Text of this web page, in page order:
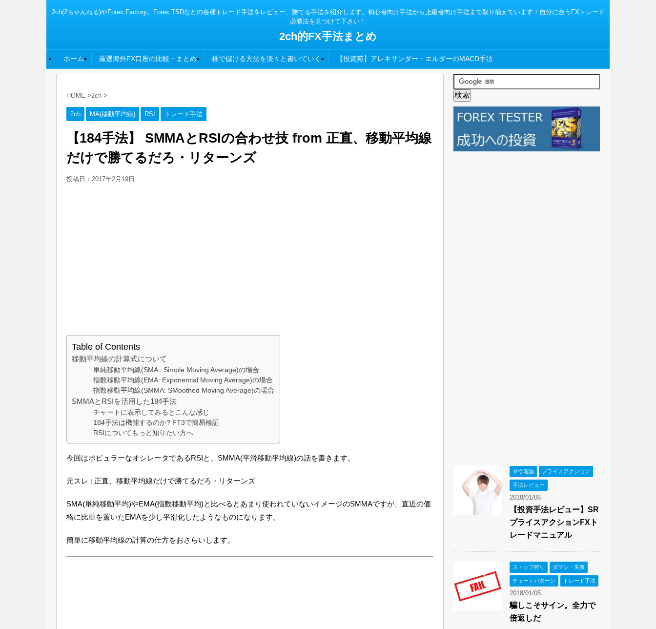
2ch(2ちゃんねる)やForex Factory、Forex TSDなどの各種トレード手法をレビュー、勝てる手法を紹介します。初心者向け手法から上級者向け手法まで取り揃えています！自分に合うFXトレード
必勝法を見つけて下さい！
2ch的FX手法まとめ
ホーム 厳選海外FX口座の比較・まとめ 株で儲ける方法を淡々と書いていく 【投資苑】アレキサンダー・エルダーのMACD手法
HOME >2ch >
2ch MA(移動平均線) RSI トレード手法
【184手法】 SMMAとRSIの合わせ技 from 正直、移動平均線
だけで勝てるだろ・リターンズ
投稿日： 2017年2月19日
Table of Contents
移動平均線の計算式について
単純移動平均線(SMA : Simple Moving Average)の場合
指数移動平均線(EMA: Exponential Moving Average)の場合
指数移動平均線(SMMA: SMoothed Moving Average)の場合
SMMAとRSIを活用した184手法
チャートに表示してみるとこんな感じ
184手法は機能するのか? FT3で簡易検証
RSIについてもっと知りたい方へ
今回はポピュラーなオシレータであるRSIと、SMMA(平滑移動平均線)の話を書きます。
元スレ : 正直、移動平均線だけで勝てるだろ・リターンズ
SMA(単純移動平均)やEMA(指数移動平均)と比べるとあまり使われていないイメージのSMMAですが、直近の価
格に比重を置いたEMAを少し平滑化したようなものになります。
簡単に移動平均線の計算の仕方をおさらいします。
ダウ理論 プライスアクション
手法レビュー
2018/01/06
【投資手法レビュー】SR
プライスアクションFXト
レードマニュアル
ストップ狩り ダマシ・失敗
チャートパターン トレード手法
2018/01/05
騙しこそサイン。全力で
倍返しだ